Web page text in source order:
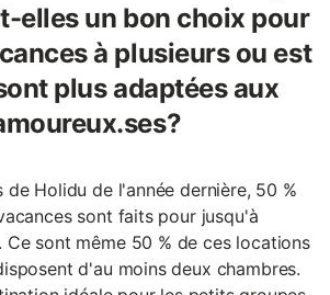
elles un bon choix pour
à plusieurs ou est
plus adaptées aux
de Holidu de l'année dernière, 50 %
sont faits pour jusqu'à
Ce sont même 50 % de ces locations
d'au moins deux chambres.